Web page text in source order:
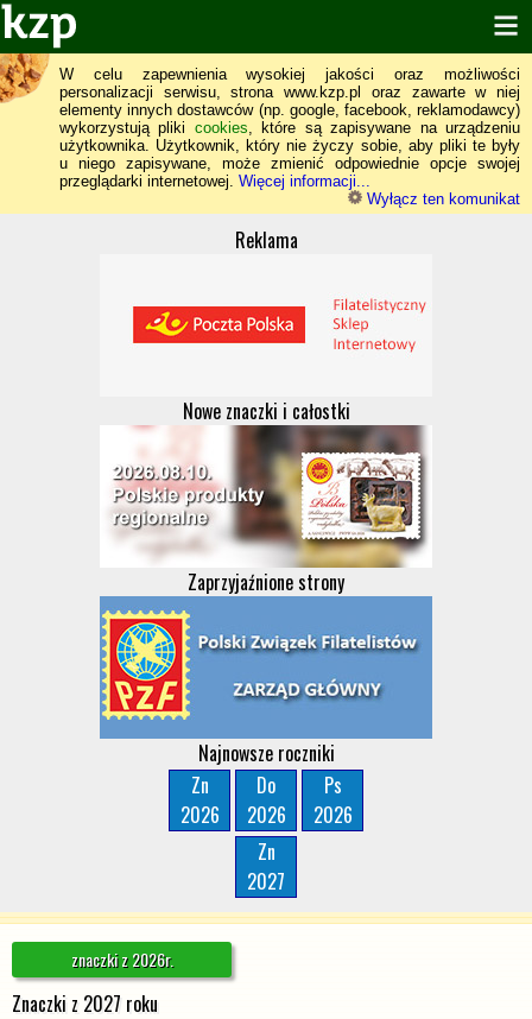
W celu zapewnienia wysokiej jakości oraz możliwości
personalizacji serwisu, strona www.kzp.pl oraz zawarte w niej
elementy innych dostawców (np. google, facebook, reklamodawcy)
wykorzystują pliki cookies, które są zapisywane na urządzeniu
użytkownika. Użytkownik, który nie życzy sobie, aby pliki te były
u niego zapisywane, może zmienić odpowiednie opcje swojej
przeglądarki internetowej. Więcej informacji...
Wyłącz ten komunikat
Reklama
Nowe znaczki i całostki
Zaprzyjaźnione strony
Najnowsze roczniki
Zn
2026
Do
2026
Ps
2026
Zn
2027
znaczki z 2026r.
Znaczki z 2027 roku